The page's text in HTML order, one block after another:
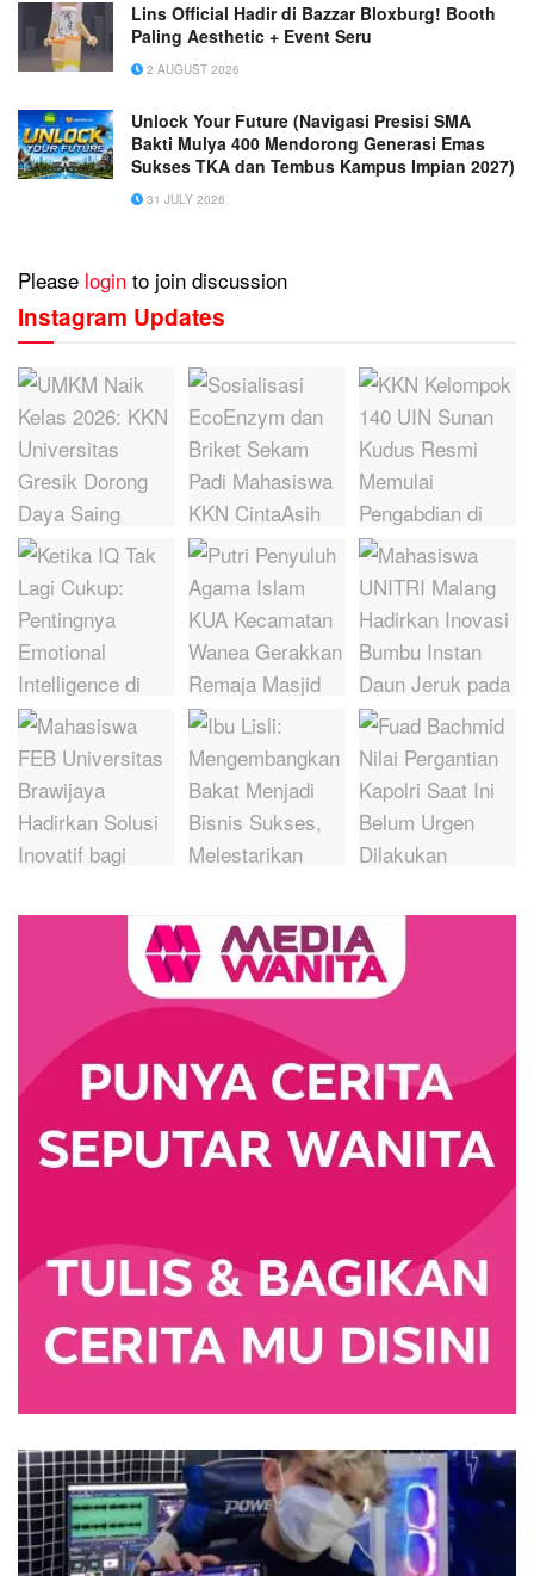
Lins Official Hadir di Bazzar Bloxburg! Booth
Paling Aesthetic + Event Seru
2 AUGUST 2026
Unlock Your Future (Navigasi Presisi SMA
Bakti Mulya 400 Mendorong Generasi Emas
Sukses TKA dan Tembus Kampus Impian 2027)
31 JULY 2026
Please login to join discussion
Instagram Updates